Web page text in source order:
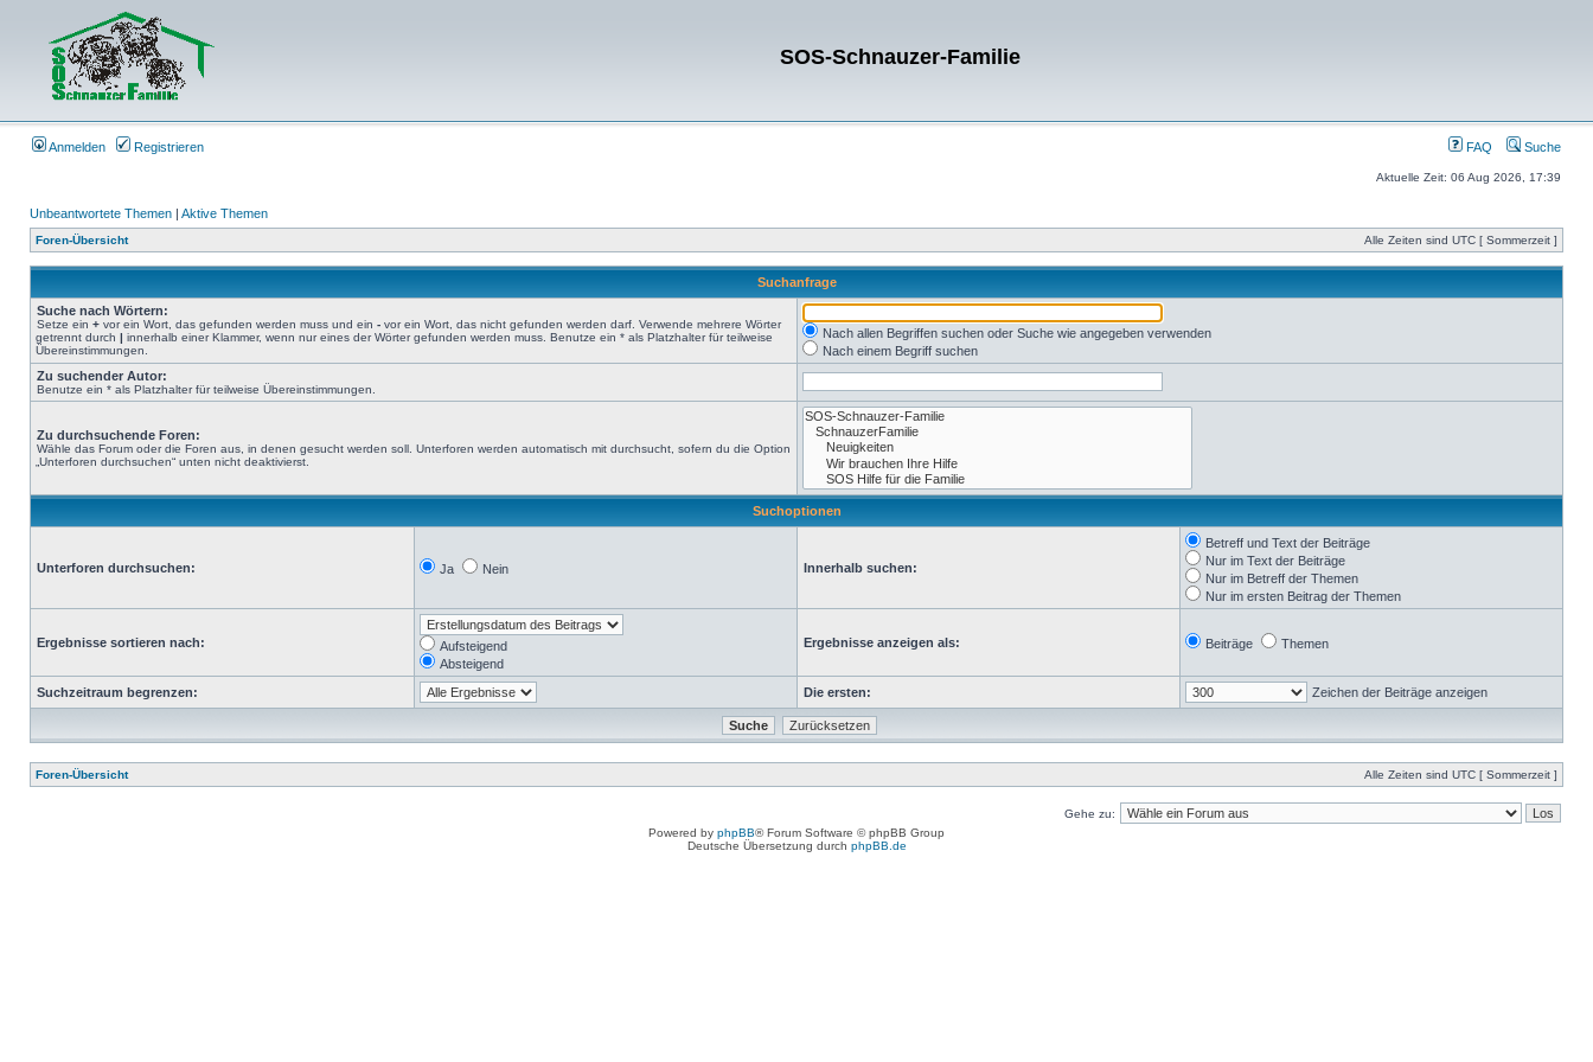
SOS-Schnauzer-Familie
Anmelden Registrieren FAQ Suche
Aktuelle Zeit: 06 Aug 2026, 17:39
Unbeantwortete Themen | Aktive Themen
Foren-Übersicht Alle Zeiten sind UTC [ Sommerzeit ]
Suchanfrage
Suche nach Wörtern:
Setze ein + vor ein Wort, das gefunden werden muss und ein - vor ein Wort, das nicht gefunden werden darf. Verwende mehrere Wörter
getrennt durch | innerhalb einer Klammer, wenn nur eines der Wörter gefunden werden muss. Benutze ein * als Platzhalter für teilweise
Übereinstimmungen.
Nach allen Begriffen suchen oder Suche wie angegeben verwenden
Nach einem Begriff suchen
Zu suchender Autor:
Benutze ein * als Platzhalter für teilweise Übereinstimmungen.
Zu durchsuchende Foren:
Wähle das Forum oder die Foren aus, in denen gesucht werden soll. Unterforen werden automatisch mit durchsucht, sofern du die Option
„Unterforen durchsuchen“ unten nicht deaktivierst.
Suchoptionen
Unterforen durchsuchen: Ja Nein Innerhalb suchen:
Betreff und Text der Beiträge
Nur im Text der Beiträge
Nur im Betreff der Themen
Nur im ersten Beitrag der Themen
Ergebnisse sortieren nach:
Aufsteigend
Absteigend
Ergebnisse anzeigen als: Beiträge Themen
Suchzeitraum begrenzen: Die ersten: Zeichen der Beiträge anzeigen
Foren-Übersicht Alle Zeiten sind UTC [ Sommerzeit ]
Gehe zu:
Powered by phpBB® Forum Software © phpBB Group
Deutsche Übersetzung durch phpBB.de